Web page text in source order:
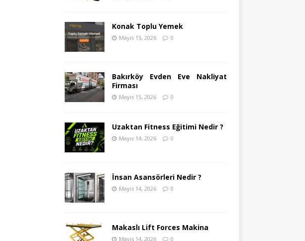
Konak Toplu Yemek
Mayıs 15, 2026 0
Bakırköy Evden Eve Nakliyat
Firması
Mayıs 15, 2026 0
Uzaktan Fitness Eğitimi Nedir ?
Mayıs 14, 2026 0
İnsan Asansörleri Nedir ?
Mayıs 14, 2026 0
Makaslı Lift Forces Makina
Mayıs 14, 2026 0